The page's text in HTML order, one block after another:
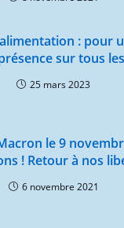
: pour
sur tous
25 mars 2023
le 9
! Retour à nos
6 novembre 2021